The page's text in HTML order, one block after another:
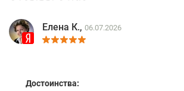
Елена К., 06.07.2026
Достоинства: